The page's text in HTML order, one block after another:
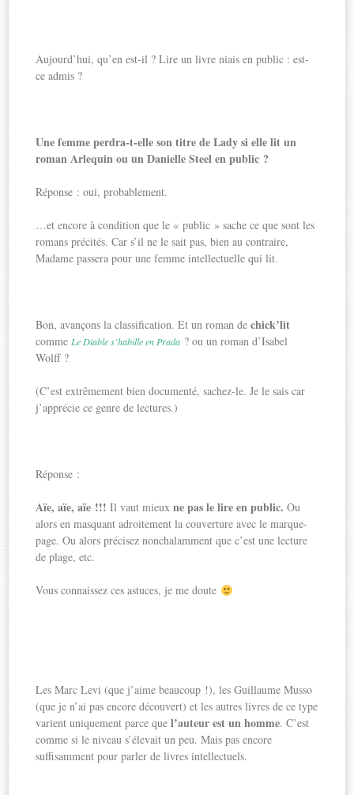
Aujourd’hui, qu’en est-il ? Lire un livre niais en public : est-
ce admis ?
Une femme perdra-t-elle son titre de Lady si elle lit un
roman Arlequin ou un Danielle Steel en public ?
Réponse : oui, probablement.
…et encore à condition que le « public » sache ce que sont les
romans précités. Car s’il ne le sait pas, bien au contraire,
Madame passera pour une femme intellectuelle qui lit.
Bon, avançons la classification. Et un roman de chick’lit
commeLe Diable s’habille en Prada ? ou un roman d’Isabel
Wolff ?
(C’est extrêmement bien documenté, sachez-le. Je le sais car
j’apprécie ce genre de lectures.)
Réponse :
Aïe, aïe, aïe !!! Il vaut mieuxne pas le lire en public. Ou
alors en masquant adroitement la couverture avec le marque-
page. Ou alors précisez nonchalamment que c’est une lecture
de plage, etc.
Vous connaissez ces astuces, je me doute
Les Marc Levi (que j’aime beaucoup !), les Guillaume Musso
(que je n’ai pas encore découvert) et les autres livres de ce type
varient uniquement parce quel’auteur est un homme. C’est
comme si le niveau s’élevait un peu. Mais pas encore
suffisamment pour parler de livres intellectuels.